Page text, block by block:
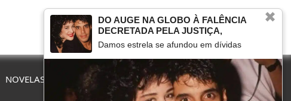
NOVELAS QUE FIM LEVOU MARCOU NA TV HERANÇAS
✖
DO AUGE NA GLOBO À FALÊNCIA
DECRETADA PELA JUSTIÇA,
Damos estrela se afundou em dívidas